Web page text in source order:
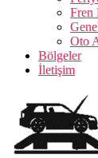
Fren
Oto
Bölgeler
İletişim